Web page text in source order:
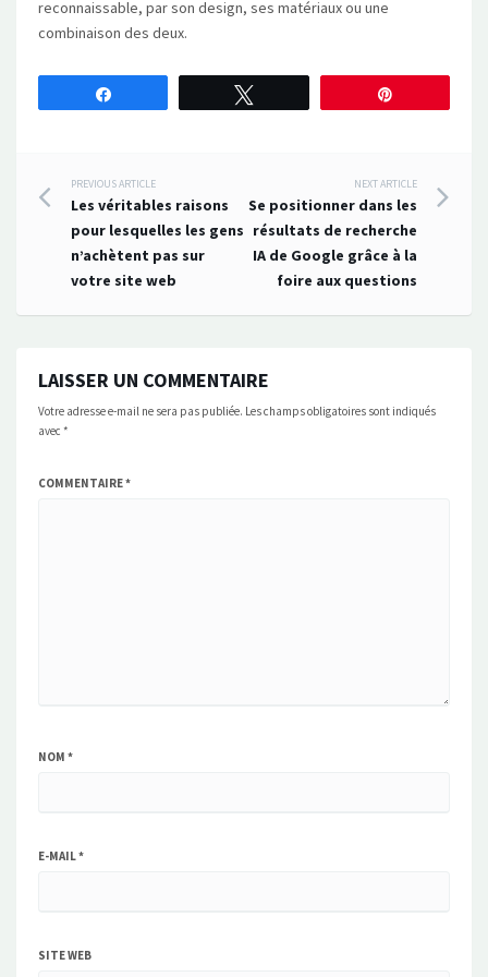
reconnaissable, par son design, ses matériaux ou une
combinaison des deux.
Post
navigation
PREVIOUS ARTICLE
Les véritables raisons
pour lesquelles les gens
n’achètent pas sur
votre site web
NEXT ARTICLE
Se positionner dans les
résultats de recherche
IA de Google grâce à la
foire aux questions
LAISSER UN COMMENTAIRE
Votre adresse e-mail ne sera pas publiée. Les champs obligatoires sont indiqués
avec *
COMMENTAIRE*
NOM *
E-MAIL*
SITE WEB